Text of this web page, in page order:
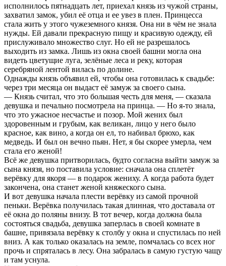
исполнилось пятнадцать лет, приехал князь из чужой страны,
захватил замок, убил её отца и ее увез в плен. Принцесса
стала жить у этого чужеземного князя. Она ни в чём не знала
нужды. Ей давали прекрасную пищу и красивую одежду, ей
прислуживало множество слуг. Но ей не разрешалось
выходить из замка. Лишь из окна своей башни могла она
видеть цветущие луга, зелёные леса и реку, которая
серебряной лентой вилась по долине.
Однажды князь объявил ей, чтобы она готовилась к свадьбе:
через три месяца он выдаст её замуж за своего сына.
— Князь считал, что это большая честь для меня, — сказала
девушка и печально посмотрела на принца. — Но я-то знала,
что это ужасное несчастье и позор. Мой жених был
здоровенным и грубым, как великан, лицо у него было
красное, как вино, а когда он ел, то набивал брюхо, как
медведь. И был он вечно пьян. Нет, я бы скорее умерла, чем
стала его женой!
Всё же девушка притворилась, будто согласна выйти замуж за
сына князя, но поставила условие: сначала она сплетёт
верёвку для якоря — в подарок жениху. А когда работа будет
закончена, она станет женой княжеского сына.
И вот девушка начала плести верёвку из самой прочной
пеньки. Верёвка получилась такая длинная, что доставала от
её окна до поляны внизу. В тот вечер, когда должна была
состояться свадьба, девушка заперлась в своей комнате в
башне, привязала верёвку к столбу у окна и спустилась по ней
вниз. А как только оказалась на земле, помчалась со всех ног
прочь и спряталась в лесу. Она забралась в самую густую чащу
и там уснула.